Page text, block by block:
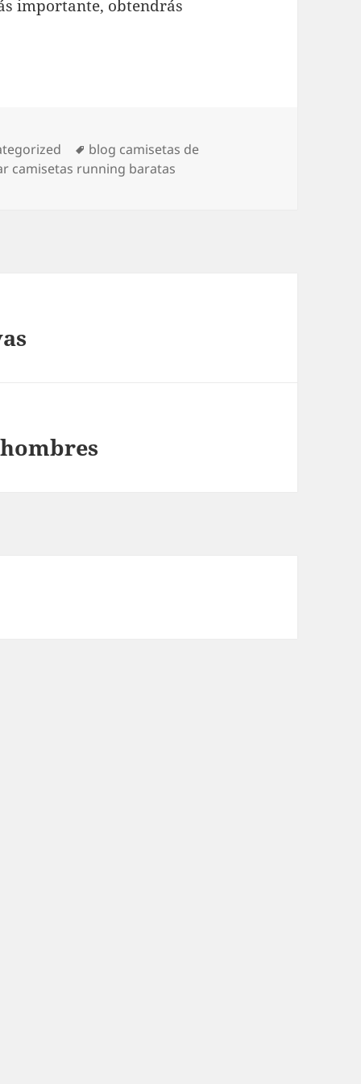
importante, obtendrás
Etiquetas
blog camisetas de
camisetas running baratas